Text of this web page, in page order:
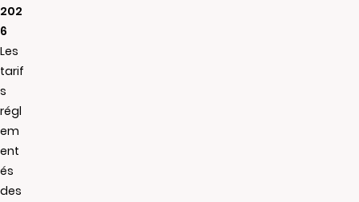
202
6
Les
tarif
s
régl
em
ent
és
des